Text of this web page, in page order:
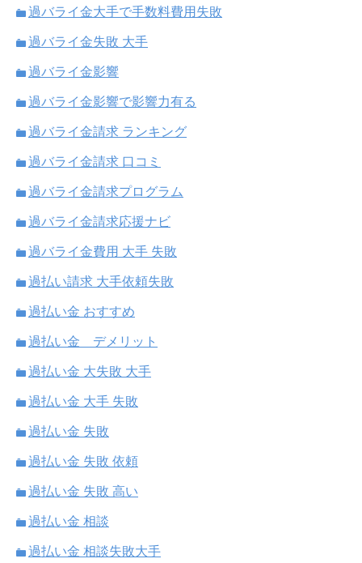
過バライ金大手で手数料費用失敗
過バライ金失敗 大手
過バライ金影響
過バライ金影響で影響力有る
過バライ金請求 ランキング
過バライ金請求 口コミ
過バライ金請求プログラム
過バライ金請求応援ナビ
過バライ金費用 大手 失敗
過払い請求 大手依頼失敗
過払い金 おすすめ
過払い金 デメリット
過払い金 大失敗 大手
過払い金 大手 失敗
過払い金 失敗
過払い金 失敗 依頼
過払い金 失敗 高い
過払い金 相談
過払い金 相談失敗大手